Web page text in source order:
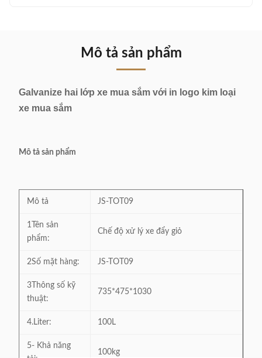
Mô tả sản phẩm
Galvanize hai lớp xe mua sắm với in logo kim loại
xe mua sắm
Mô tả sản phẩm
Mô tả JS-TOT09
1Tên sản
phẩm:
Chế độ xử lý xe đẩy giỏ
2Số mặt hàng: JS-TOT09
3Thông số kỹ
thuật:
735*475*1030
4.Liter: 100L
5- Khả năng
100kg